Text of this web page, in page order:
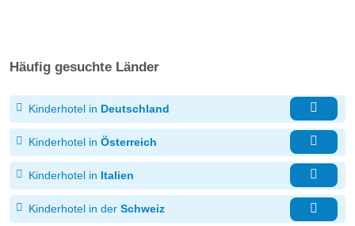
Häufig gesuchte Länder
Kinderhotel in Deutschland
Kinderhotel in Österreich
Kinderhotel in Italien
Kinderhotel in der Schweiz